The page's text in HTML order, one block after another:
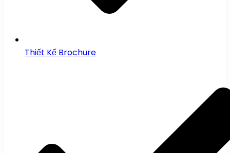
Thiết Kế Brochure